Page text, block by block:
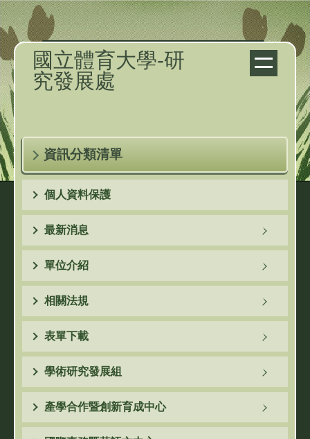
跳
到
主
要
內
容
區
國立體育大學-研
究發展處
資訊分類清單
個人資料保護
最新消息
單位介紹
相關法規
表單下載
學術研究發展組
產學合作暨創新育成中心